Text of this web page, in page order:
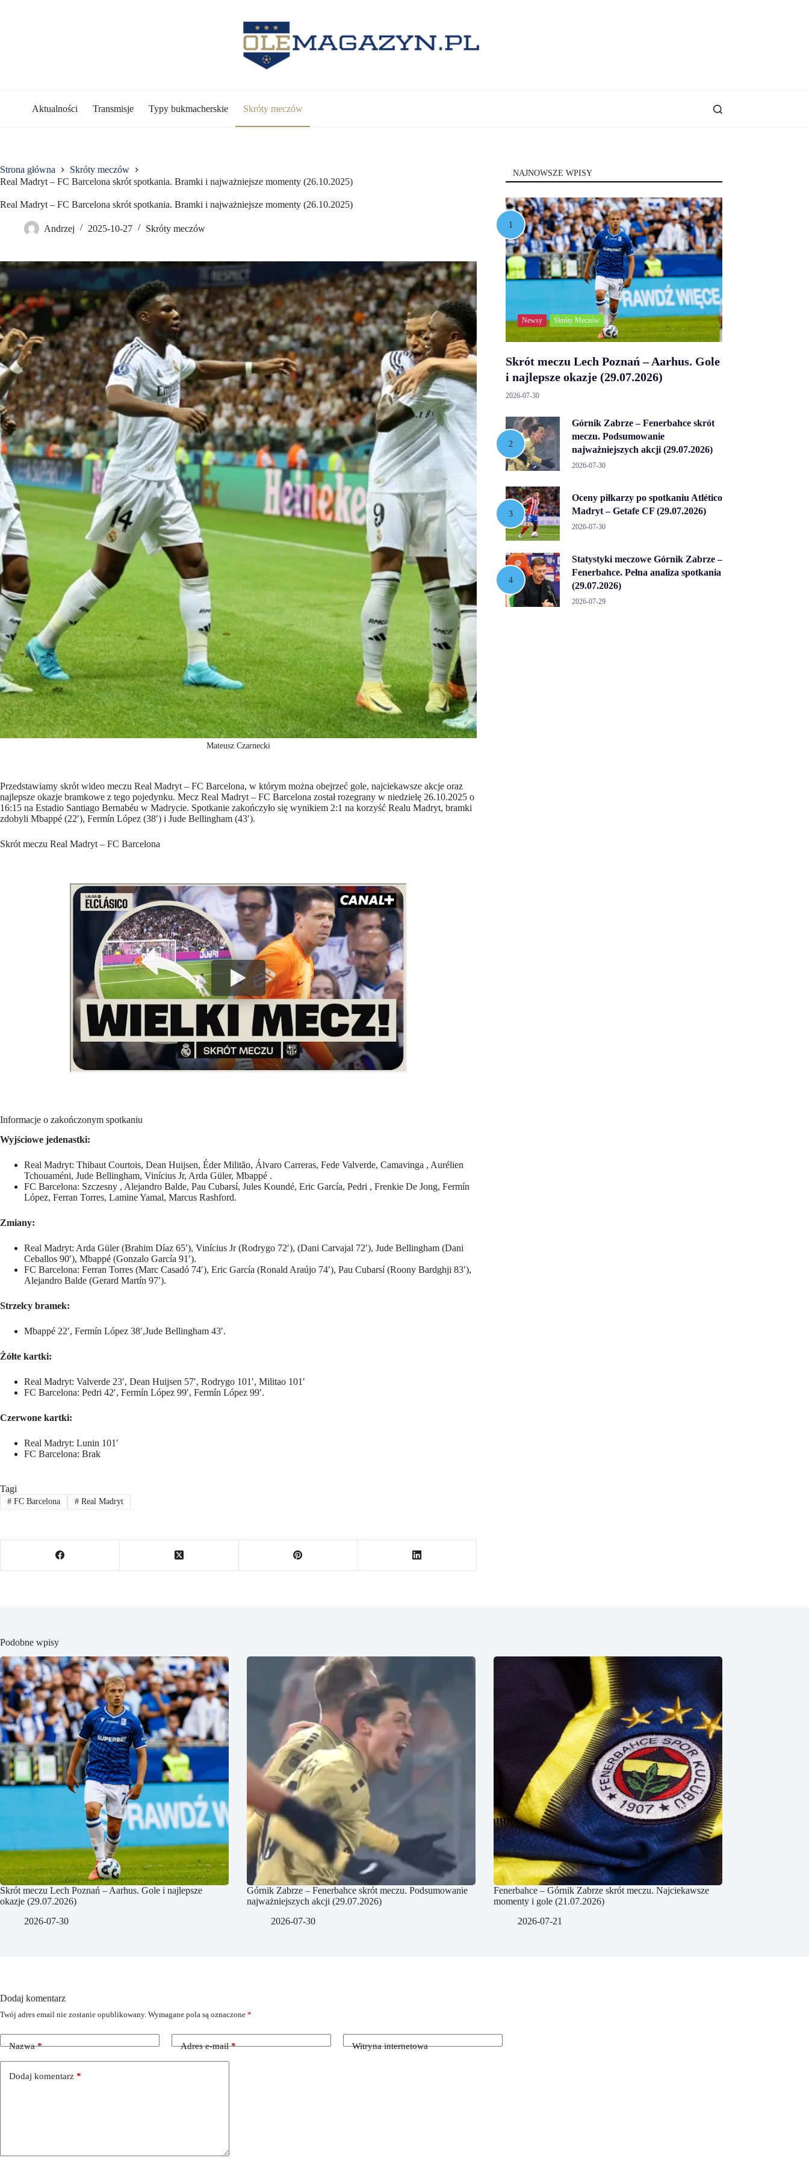
Aktualności Transmisje Typy bukmacherskie Skróty meczów
Strona główna
Skróty meczów
Real Madryt – FC Barcelona skrót spotkania. Bramki i najważniejsze momenty (26.10.2025)
Real Madryt – FC Barcelona skrót spotkania. Bramki i najważniejsze momenty (26.10.2025)
Andrzej 2025-10-27 Skróty meczów
Mateusz Czarnecki
Przedstawiamy skrót wideo meczu Real Madryt – FC Barcelona, w którym można obejrzeć gole, najciekawsze akcje oraz
najlepsze okazje bramkowe z tego pojedynku. Mecz Real Madryt – FC Barcelona został rozegrany w niedzielę 26.10.2025 o
16:15 na Estadio Santiago Bernabéu w Madrycie. Spotkanie zakończyło się wynikiem 2:1 na korzyść Realu Madryt, bramki
zdobyli Mbappé (22′), Fermín López (38′) i Jude Bellingham (43′).
Skrót meczu Real Madryt – FC Barcelona
Informacje o zakończonym spotkaniu
Wyjściowe jedenastki:
Real Madryt: Thibaut Courtois, Dean Huijsen, Éder Militão, Álvaro Carreras, Fede Valverde, Camavinga , Aurélien
Tchouaméni, Jude Bellingham, Vinícius Jr, Arda Güler, Mbappé .
FC Barcelona: Szczesny , Alejandro Balde, Pau Cubarsí, Jules Koundé, Eric García, Pedri , Frenkie De Jong, Fermín
López, Ferran Torres, Lamine Yamal, Marcus Rashford.
Zmiany:
Real Madryt: Arda Güler (Brahim Díaz 65′), Vinícius Jr (Rodrygo 72′), (Dani Carvajal 72′), Jude Bellingham (Dani
Ceballos 90′), Mbappé (Gonzalo García 91′).
FC Barcelona: Ferran Torres (Marc Casadó 74′), Eric García (Ronald Araújo 74′), Pau Cubarsí (Roony Bardghji 83′),
Alejandro Balde (Gerard Martín 97′).
Strzelcy bramek:
Mbappé 22′, Fermín López 38′,Jude Bellingham 43′.
Żółte kartki:
Real Madryt: Valverde 23′, Dean Huijsen 57′, Rodrygo 101′, Militao 101′
FC Barcelona: Pedri 42′, Fermín López 99′, Fermín López 99′.
Czerwone kartki:
Real Madryt: Lunin 101′
FC Barcelona: Brak
Tagi
#FC Barcelona #Real Madryt
NAJNOWSZE WPISY
Newsy Skróty Meczów
Skrót meczu Lech Poznań – Aarhus. Gole
i najlepsze okazje (29.07.2026)
2026-07-30
Górnik Zabrze – Fenerbahce skrót
meczu. Podsumowanie
najważniejszych akcji (29.07.2026)
2026-07-30
Oceny piłkarzy po spotkaniu Atlético
Madryt – Getafe CF (29.07.2026)
2026-07-30
Statystyki meczowe Górnik Zabrze –
Fenerbahce. Pełna analiza spotkania
(29.07.2026)
2026-07-29
Podobne wpisy
Skrót meczu Lech Poznań – Aarhus. Gole i najlepsze
okazje (29.07.2026)
2026-07-30
Górnik Zabrze – Fenerbahce skrót meczu. Podsumowanie
najważniejszych akcji (29.07.2026)
2026-07-30
Fenerbahce – Górnik Zabrze skrót meczu. Najciekawsze
momenty i gole (21.07.2026)
2026-07-21
Dodaj komentarz
Twój adres email nie zostanie opublikowany. Wymagane pola są oznaczone *
Nazwa* Adres e-mail* Witryna internetowa
Dodaj komentarz *